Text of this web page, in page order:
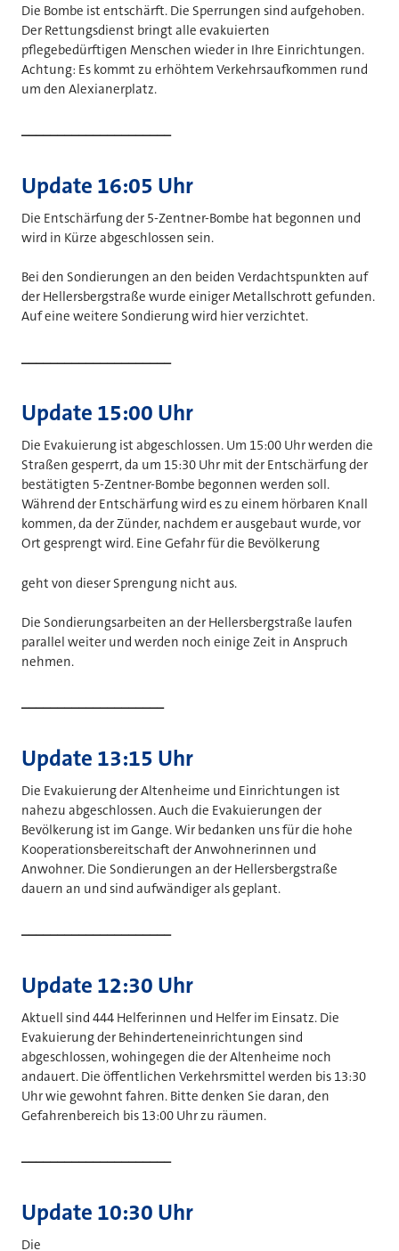
Die Bombe ist entschärft. Die Sperrungen sind aufgehoben.
Der Rettungsdienst bringt alle evakuierten
pflegebedürftigen Menschen wieder in Ihre Einrichtungen.
Achtung: Es kommt zu erhöhtem Verkehrsaufkommen rund
um den Alexianerplatz.
Update 16:05 Uhr
Die Entschärfung der 5-Zentner-Bombe hat begonnen und
wird in Kürze abgeschlossen sein.
Bei den Sondierungen an den beiden Verdachtspunkten auf
der Hellersbergstraße wurde einiger Metallschrott gefunden.
Auf eine weitere Sondierung wird hier verzichtet.
Update 15:00 Uhr
Die Evakuierung ist abgeschlossen. Um 15:00 Uhr werden die
Straßen gesperrt, da um 15:30 Uhr mit der Entschärfung der
bestätigten 5-Zentner-Bombe begonnen werden soll.
Während der Entschärfung wird es zu einem hörbaren Knall
kommen, da der Zünder, nachdem er ausgebaut wurde, vor
Ort gesprengt wird. Eine Gefahr für die Bevölkerung
geht von dieser Sprengung nicht aus.
Die Sondierungsarbeiten an der Hellersbergstraße laufen
parallel weiter und werden noch einige Zeit in Anspruch
nehmen.
Update 13:15 Uhr
Die Evakuierung der Altenheime und Einrichtungen ist
nahezu abgeschlossen. Auch die Evakuierungen der
Bevölkerung ist im Gange. Wir bedanken uns für die hohe
Kooperationsbereitschaft der Anwohnerinnen und
Anwohner. Die Sondierungen an der Hellersbergstraße
dauern an und sind aufwändiger als geplant.
Update 12:30 Uhr
Aktuell sind 444 Helferinnen und Helfer im Einsatz. Die
Evakuierung der Behinderteneinrichtungen sind
abgeschlossen, wohingegen die der Altenheime noch
andauert. Die öffentlichen Verkehrsmittel werden bis 13:30
Uhr wie gewohnt fahren. Bitte denken Sie daran, den
Gefahrenbereich bis 13:00 Uhr zu räumen.
Update 10:30 Uhr
Die